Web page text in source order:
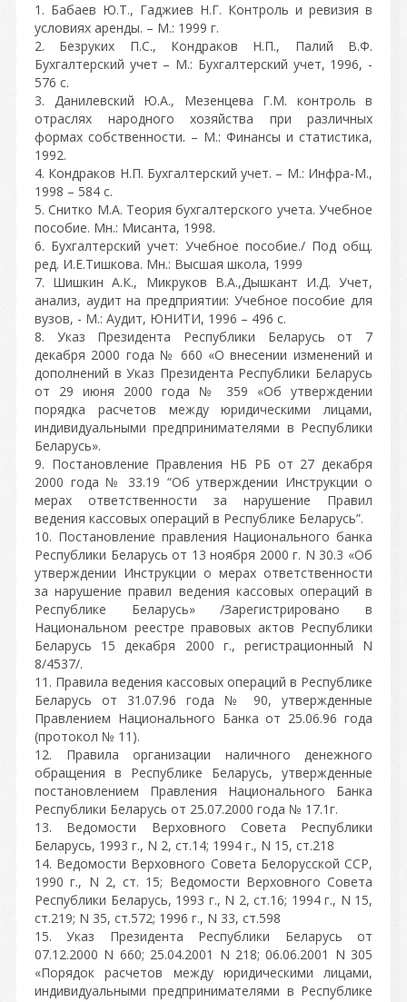
1. Бабаев Ю.Т., Гаджиев Н.Г. Контроль и ревизия в
условиях аренды. – М.: 1999 г.
2. Безруких П.С., Кондраков Н.П., Палий В.Ф.
Бухгалтерский учет – М.: Бухгалтерский учет, 1996, -
576 с.
3. Данилевский Ю.А., Мезенцева Г.М. контроль в
отраслях народного хозяйства при различных
формах собственности. – М.: Финансы и статистика,
1992.
4. Кондраков Н.П. Бухгалтерский учет. – М.: Инфра-М.,
1998 – 584 с.
5. Снитко М.А. Теория бухгалтерского учета. Учебное
пособие. Мн.: Мисанта, 1998.
6. Бухгалтерский учет: Учебное пособие./ Под общ.
ред. И.Е.Тишкова. Мн.: Высшая школа, 1999
7. Шишкин А.К., Микруков В.А.,Дышкант И.Д. Учет,
анализ, аудит на предприятии: Учебное пособие для
вузов, - М.: Аудит, ЮНИТИ, 1996 – 496 с.
8. Указ Президента Республики Беларусь от 7
декабря 2000 года № 660 «О внесении изменений и
дополнений в Указ Президента Республики Беларусь
от 29 июня 2000 года № 359 «Об утверждении
порядка расчетов между юридическими лицами,
индивидуальными предпринимателями в Республики
Беларусь».
9. Постановление Правления НБ РБ от 27 декабря
2000 года № 33.19 “Об утверждении Инструкции о
мерах ответственности за нарушение Правил
ведения кассовых операций в Республике Беларусь”.
10. Постановление правления Национального банка
Республики Беларусь от 13 ноября 2000 г. N 30.3 «Об
утверждении Инструкции о мерах ответственности
за нарушение правил ведения кассовых операций в
Республике Беларусь» /Зарегистрировано в
Национальном реестре правовых актов Республики
Беларусь 15 декабря 2000 г., регистрационный N
8/4537/.
11. Правила ведения кассовых операций в Республике
Беларусь от 31.07.96 года № 90, утвержденные
Правлением Национального Банка от 25.06.96 года
(протокол № 11).
12. Правила организации наличного денежного
обращения в Республике Беларусь, утвержденные
постановлением Правления Национального Банка
Республики Беларусь от 25.07.2000 года № 17.1г.
13. Ведомости Верховного Совета Республики
Беларусь, 1993 г., N 2, ст.14; 1994 г., N 15, ст.218
14. Ведомости Верховного Совета Белорусской ССР,
1990 г., N 2, ст. 15; Ведомости Верховного Совета
Республики Беларусь, 1993 г., N 2, ст.16; 1994 г., N 15,
ст.219; N 35, ст.572; 1996 г., N 33, ст.598
15. Указ Президента Республики Беларусь от
07.12.2000 N 660; 25.04.2001 N 218; 06.06.2001 N 305
«Порядок расчетов между юридическими лицами,
индивидуальными предпринимателями в Республике